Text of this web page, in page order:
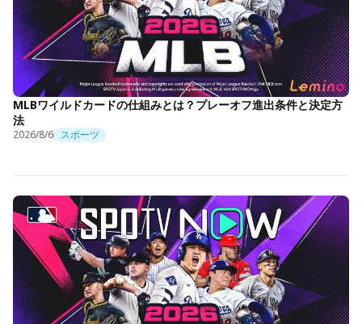
MLBワイルドカードの仕組みとは？プレーオフ進出条件と決定方
法
2026/8/6 スポーツ